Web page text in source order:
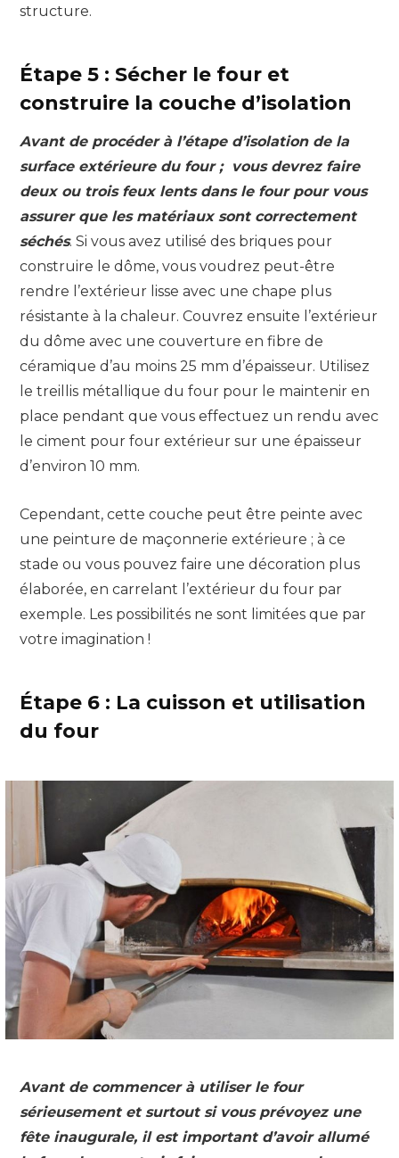
structure.
Étape 5 : Sécher le four et
construire la couche d’isolation
Avant de procéder à l’étape d’isolation de la
surface extérieure du four ; vous devrez faire
deux ou trois feux lents dans le four pour vous
assurer que les matériaux sont correctement
séchés. Si vous avez utilisé des briques pour
construire le dôme, vous voudrez peut-être
rendre l’extérieur lisse avec une chape plus
résistante à la chaleur. Couvrez ensuite l’extérieur
du dôme avec une couverture en fibre de
céramique d’au moins 25 mm d’épaisseur. Utilisez
le treillis métallique du four pour le maintenir en
place pendant que vous effectuez un rendu avec
le ciment pour four extérieur sur une épaisseur
d’environ 10 mm.
Cependant, cette couche peut être peinte avec
une peinture de maçonnerie extérieure ; à ce
stade ou vous pouvez faire une décoration plus
élaborée, en carrelant l’extérieur du four par
exemple. Les possibilités ne sont limitées que par
votre imagination !
Étape 6 : La cuisson et utilisation
du four
Avant de commencer à utiliser le four
sérieusement et surtout si vous prévoyez une
fête inaugurale, il est important d’avoir allumé